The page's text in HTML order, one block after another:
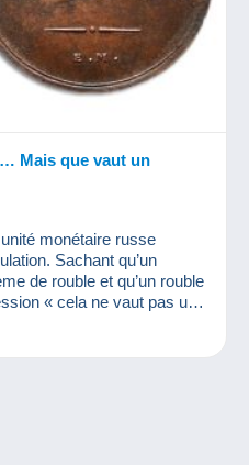
Mais que vaut un
monétaire russe
Sachant qu’un
de rouble et qu’un rouble
« cela ne vaut pas un
Toutefois, certaines